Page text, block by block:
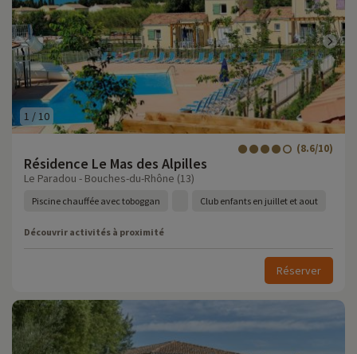
1 / 10
Résidence Le Mas des Alpilles
(8.6/10)
Le Paradou - Bouches-du-Rhône (13)
Piscine chauffée avec toboggan Club enfants en juillet et aout
Découvrir activités à proximité
Réserver